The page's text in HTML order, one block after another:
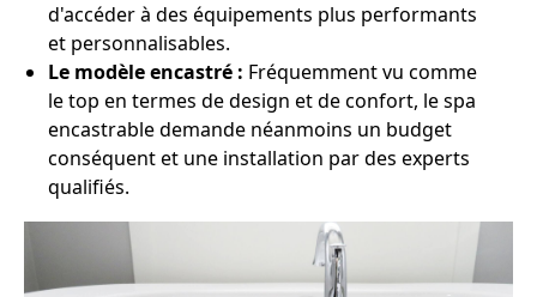
d'accéder à des équipements plus performants
et personnalisables.
Le modèle encastré : Fréquemment vu comme
le top en termes de design et de confort, le spa
encastrable demande néanmoins un budget
conséquent et une installation par des experts
qualifiés.